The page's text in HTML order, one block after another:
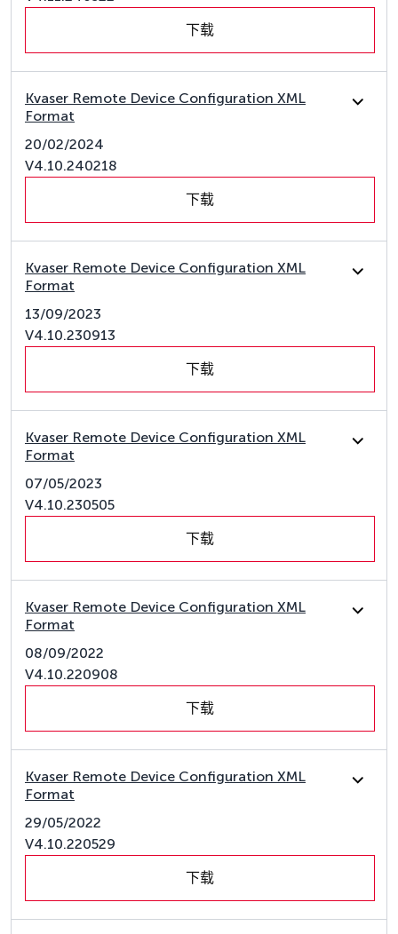
下载
Kvaser Remote Device Configuration XML
Format
20/02/2024
V4.10.240218
下载
Kvaser Remote Device Configuration XML
Format
13/09/2023
V4.10.230913
下载
Kvaser Remote Device Configuration XML
Format
07/05/2023
V4.10.230505
下载
Kvaser Remote Device Configuration XML
Format
08/09/2022
V4.10.220908
下载
Kvaser Remote Device Configuration XML
Format
29/05/2022
V4.10.220529
下载